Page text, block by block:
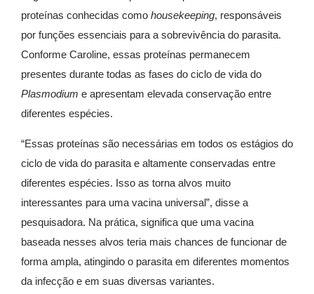
proteínas conhecidas como housekeeping, responsáveis
por funções essenciais para a sobrevivência do parasita.
Conforme Caroline, essas proteínas permanecem
presentes durante todas as fases do ciclo de vida do
Plasmodium e apresentam elevada conservação entre
diferentes espécies.
“Essas proteínas são necessárias em todos os estágios do
ciclo de vida do parasita e altamente conservadas entre
diferentes espécies. Isso as torna alvos muito
interessantes para uma vacina universal”, disse a
pesquisadora. Na prática, significa que uma vacina
baseada nesses alvos teria mais chances de funcionar de
forma ampla, atingindo o parasita em diferentes momentos
da infecção e em suas diversas variantes.